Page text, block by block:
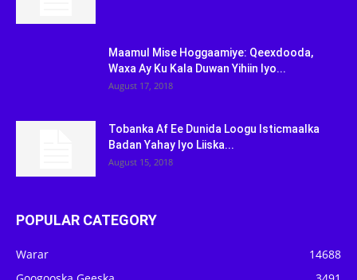
Maamul Mise Hoggaamiye: Qeexdooda,
Waxa Ay Ku Kala Duwan Yihiin Iyo...
August 17, 2018
Tobanka Af Ee Dunida Loogu Isticmaalka
Badan Yahay Iyo Liiska...
August 15, 2018
POPULAR CATEGORY
Warar
14688